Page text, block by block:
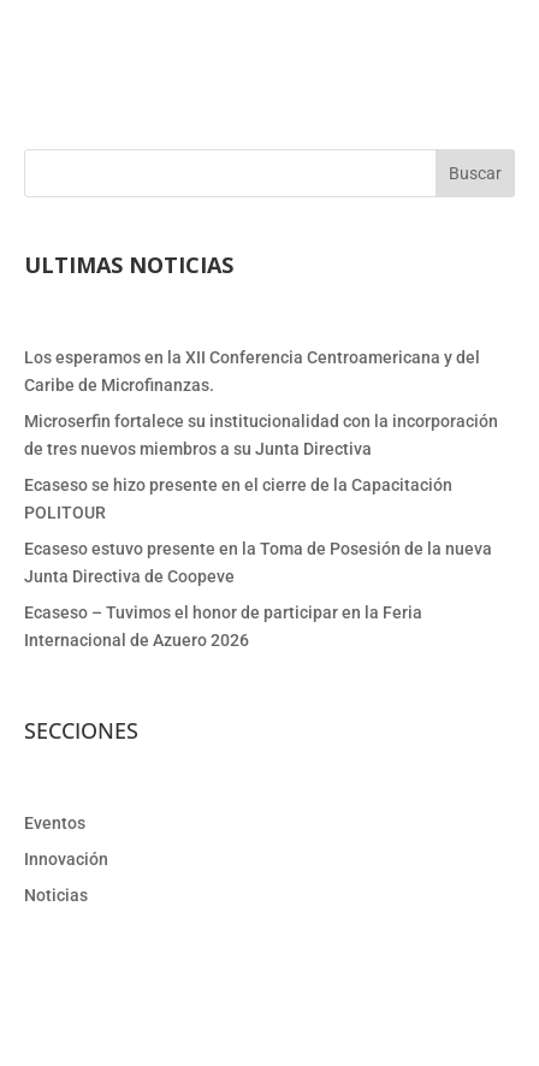
Buscar
ULTIMAS NOTICIAS
Los esperamos en la XII Conferencia Centroamericana y del
Caribe de Microfinanzas.
Microserfin fortalece su institucionalidad con la incorporación
de tres nuevos miembros a su Junta Directiva
Ecaseso se hizo presente en el cierre de la Capacitación
POLITOUR
Ecaseso estuvo presente en la Toma de Posesión de la nueva
Junta Directiva de Coopeve
Ecaseso – Tuvimos el honor de participar en la Feria
Internacional de Azuero 2026
SECCIONES
Eventos
Innovación
Noticias